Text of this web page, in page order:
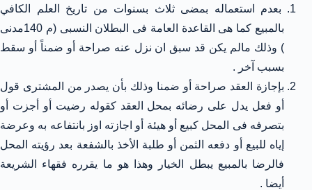
بعدم استعماله بمضى ثلاث بسنوات من تاريخ العلم الكافي
بالمبيع كما هى القاعدة العامة فى البطلان النسبى (م 140مدنى
) وذلك مالم يكن قد سبق ان نزل عنه صراحة أو ضمناً أو سقط
بسبب آخر .
بإجازة العقد صراحة أو ضمنا وذلك بأن يصدر من المشترى قول
أو فعل يدل على رضائه بمحل العقد كقوله رضيت أو أجزت أو
بتصرفه فى المحل كبيع أو هيئة أو اجازته اوز بانتفاعه به وعرضة
إياه للبيع أو دفعه الثمن أو طلبة الأخذ بالشفعة بعد رؤيته المحل
فالرضا بالمبيع يبطل الخيار وهذا هو ما يقرره فقهاء الشريعة
أيضا .